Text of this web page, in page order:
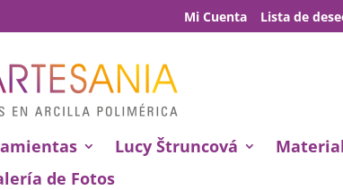
Mi Cuenta Lista de
Lucy Štruncová
de Fotos